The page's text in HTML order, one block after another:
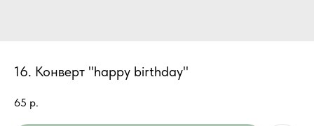
16. Конверт "happy birthday"
65 р.